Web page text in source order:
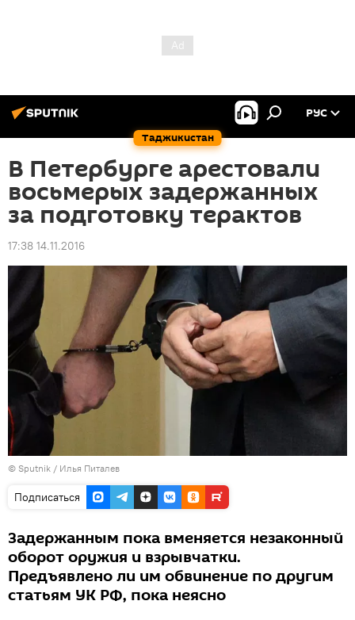
Таджикистан
РУС
В Петербурге арестовали
восьмерых задержанных
за подготовку терактов
17:38 14.11.2016
© Sputnik / Илья Питалев
Подписаться
Задержанным пока вменяется незаконный
оборот оружия и взрывчатки.
Предъявлено ли им обвинение по другим
статьям УК РФ, пока неясно